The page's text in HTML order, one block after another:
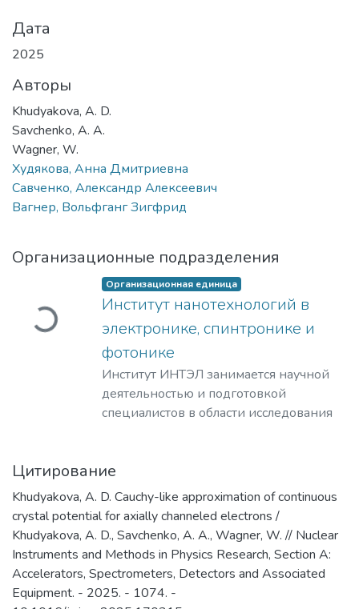
Дата
2025
Авторы
Khudyakova, A. D.
Savchenko, A. A.
Wagner, W.
Худякова, Анна Дмитриевна
Савченко, Александр Алексеевич
Вагнер, Вольфганг Зигфрид
Организационные подразделения
Загружается... Организационная единица
Институт нанотехнологий в
электронике, спинтронике и
фотонике
Институт ИНТЭЛ занимается научной
деятельностью и подготовкой
специалистов в области исследования
технологий создания компонентной
базы электроники гражданского и
специального назначения, а также
построения современных приборов на
её основе.
​Наша основная цель – это создание и
развитие научно-образовательного
центра мирового уровня в области
Цитирование
Khudyakova, A. D. Cauchy-like approximation of continuous
crystal potential for axially channeled electrons /
Khudyakova, A. D., Savchenko, A. A., Wagner, W. // Nuclear
Instruments and Methods in Physics Research, Section A:
Accelerators, Spectrometers, Detectors and Associated
Equipment. - 2025. - 1074. -